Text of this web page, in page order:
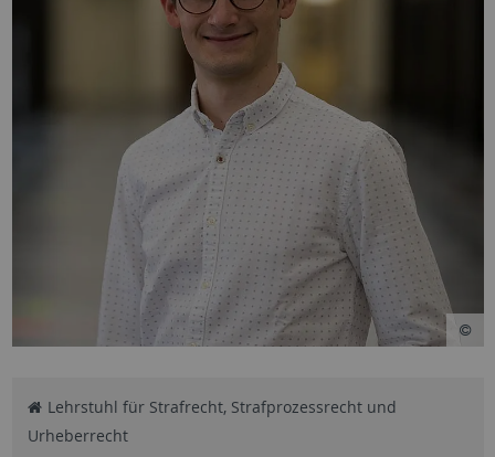
Lehrstuhl für Strafrecht, Strafprozessrecht und
Urheberrecht